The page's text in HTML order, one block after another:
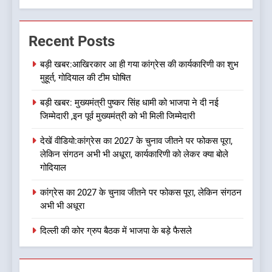
7
जखोली:त्यूँखर गांव के खेतों में दिखे दो
उत्तराखण्ड
8
नशा उन्मूलन और मिशन एजुकेशन के
मिला ‘घन्ना भाई सम्मान-2026
उत्तराखण्ड
बड़ी खबर:आखिरकार आ ही गया
गोदियाल की टीम घोषित
उत्तराखण्ड
2
Recent Posts
बड़ी खबर:आखिरकार आ ही गया कांग्रेस की कार्यकारिणी का शुभ
मुहूर्त, गोदियाल की टीम घोषित
बड़ी खबर: मुख्यमंत्री पुष्कर सिंह धामी को भाजपा ने दी नई
जिम्मेदारी ,इन पूर्व मुख्यमंत्री को भी मिली जिम्मेदारी
देखें वीडियो:कांग्रेस का 2027 के चुनाव जीतने पर फोकस पूरा,
लेकिन संगठन अभी भी अधूरा, कार्यकारिणी को लेकर क्या बोले
गोदियाल
कांग्रेस का 2027 के चुनाव जीतने पर फोकस पूरा, लेकिन संगठन
अभी भी अधूरा
दिल्ली की कोर ग्रुप बैठक में भाजपा के बड़े फैसले